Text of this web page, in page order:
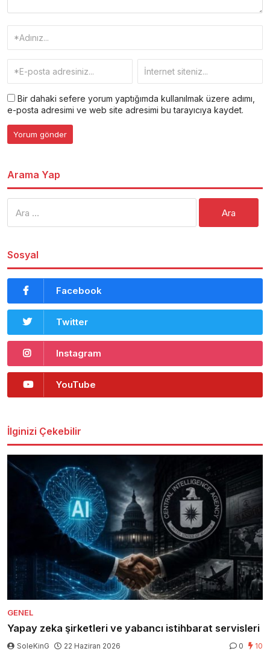
Bir dahaki sefere yorum yaptığımda kullanılmak üzere adımı,
e-posta adresimi ve web site adresimi bu tarayıcıya kaydet.
Arama Yap
Sosyal
Facebook
Twitter
Instagram
YouTube
İlginizi Çekebilir
GENEL
Yapay zeka şirketleri ve yabancı istihbarat servisleri
SoleKinG 22 Haziran 2026 0 10